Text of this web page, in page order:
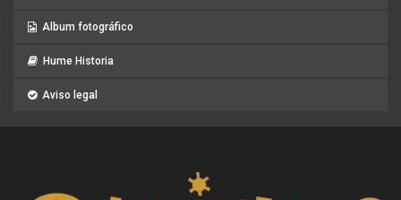
Album fotográfico
Hume Historia
Aviso legal